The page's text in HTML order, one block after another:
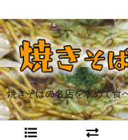
焼きそばの名店を求めて食